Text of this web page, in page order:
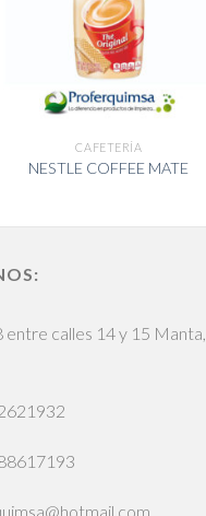
CAFETERÍA
NESTLE COFFEE MATE
entre calles 14 y 15 Manta,